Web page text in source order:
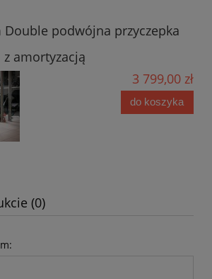
podwójna przyczepka
amortyzacją
3 799,00 zł
do koszyka
(0)